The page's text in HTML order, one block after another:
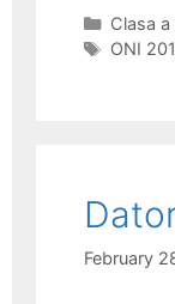
Clasa a
Tags
ONI
February